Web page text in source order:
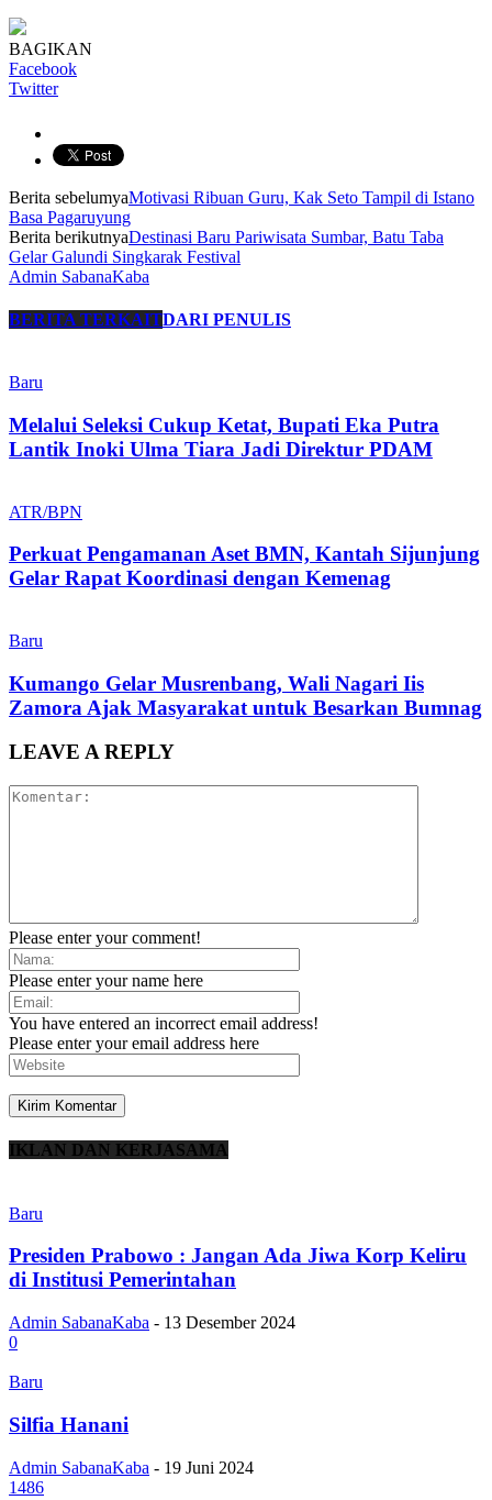
BAGIKAN
Facebook
Twitter
Berita sebelumyaMotivasi Ribuan Guru, Kak Seto Tampil di Istano
Basa Pagaruyung
Berita berikutnyaDestinasi Baru Pariwisata Sumbar, Batu Taba
Gelar Galundi Singkarak Festival
Admin SabanaKaba
BERITA TERKAITDARI PENULIS
Baru
Melalui Seleksi Cukup Ketat, Bupati Eka Putra
Lantik Inoki Ulma Tiara Jadi Direktur PDAM
ATR/BPN
Perkuat Pengamanan Aset BMN, Kantah Sijunjung
Gelar Rapat Koordinasi dengan Kemenag
Baru
Kumango Gelar Musrenbang, Wali Nagari Iis
Zamora Ajak Masyarakat untuk Besarkan Bumnag
LEAVE A REPLY
Please enter your comment!
Please enter your name here
You have entered an incorrect email address!
Please enter your email address here
IKLAN DAN KERJASAMA
Baru
Presiden Prabowo : Jangan Ada Jiwa Korp Keliru
di Institusi Pemerintahan
Admin SabanaKaba - 13 Desember 2024
0
Baru
Silfia Hanani
Admin SabanaKaba - 19 Juni 2024
1486